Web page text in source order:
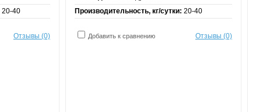
20-40
Отзывы (0)
Производительность, кг/сутки: 20-40
Добавить к сравнению Отзывы (0)